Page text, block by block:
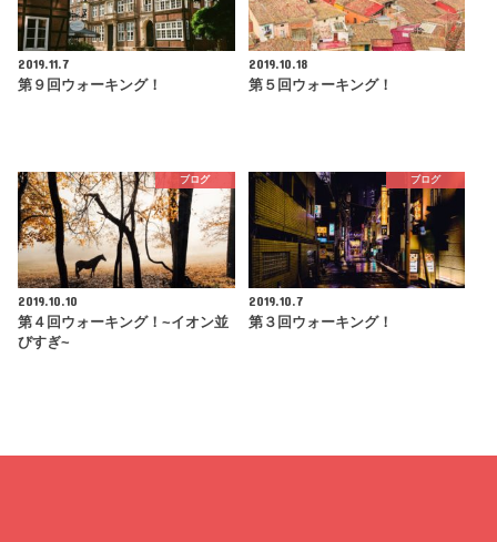
2019.11.7
第９回ウォーキング！
2019.10.18
第５回ウォーキング！
ブログ
2019.10.10
第４回ウォーキング！~イオン並
びすぎ~
ブログ
2019.10.7
第３回ウォーキング！